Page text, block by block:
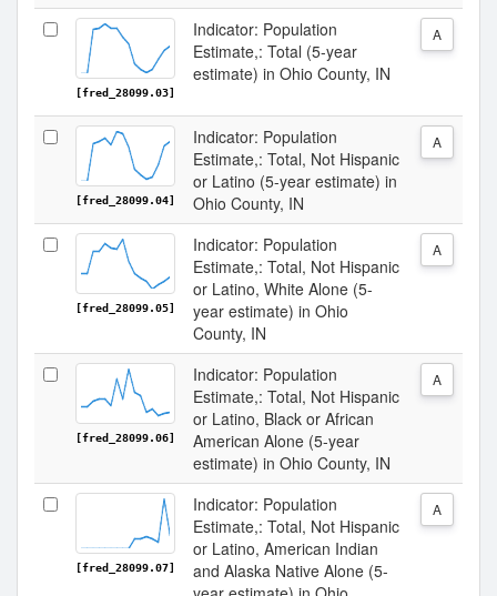
[fred_28099.03]
Indicator: Population
Estimate,: Total (5-year
estimate) in Ohio County, IN
A
[fred_28099.04]
Indicator: Population
Estimate,: Total, Not Hispanic
or Latino (5-year estimate) in
Ohio County, IN
A
[fred_28099.05]
Indicator: Population
Estimate,: Total, Not Hispanic
or Latino, White Alone (5-
year estimate) in Ohio
County, IN
A
[fred_28099.06]
Indicator: Population
Estimate,: Total, Not Hispanic
or Latino, Black or African
American Alone (5-year
estimate) in Ohio County, IN
A
[fred_28099.07]
Indicator: Population
Estimate,: Total, Not Hispanic
or Latino, American Indian
and Alaska Native Alone (5-
A